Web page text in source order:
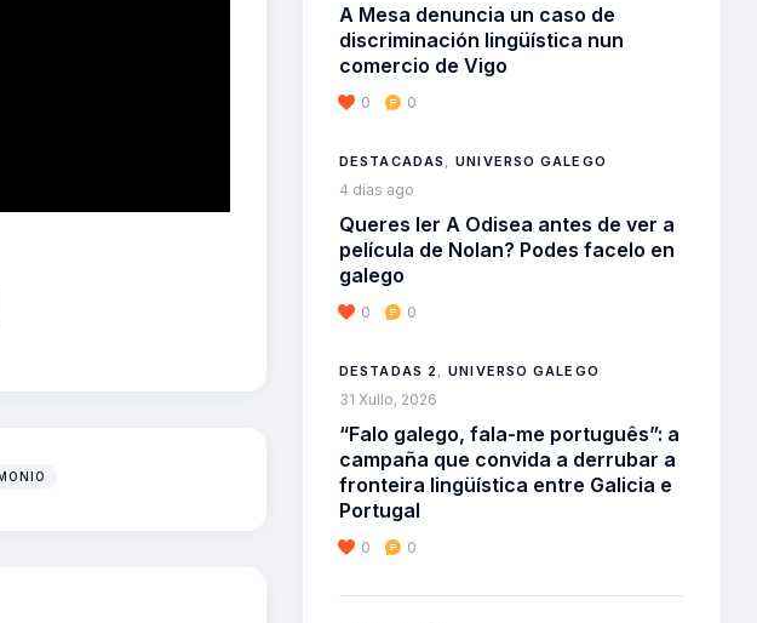
A Mesa denuncia un caso de
discriminación lingüística nun
comercio de Vigo
0 0
DESTACADAS ,UNIVERSO GALEGO
4 días ago
Queres ler A Odisea antes de ver a
película de Nolan? Podes facelo en
galego
0 0
DESTADAS 2 ,UNIVERSO GALEGO
31 Xullo, 2026
“Falo galego, fala-me português”: a
campaña que convida a derrubar a
fronteira lingüística entre Galicia e
Portugal
0 0